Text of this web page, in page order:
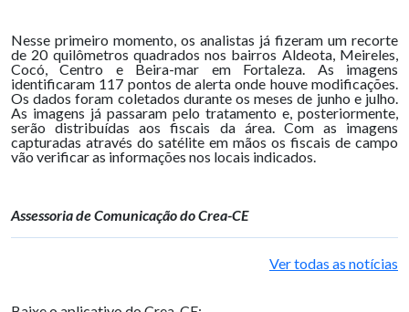
Nesse primeiro momento, os analistas já fizeram um recorte
de 20 quilômetros quadrados nos bairros Aldeota, Meireles,
Cocó, Centro e Beira-mar em Fortaleza. As imagens
identificaram 117 pontos de alerta onde houve modificações.
Os dados foram coletados durante os meses de junho e julho.
As imagens já passaram pelo tratamento e, posteriormente,
serão distribuídas aos fiscais da área. Com as imagens
capturadas através do satélite em mãos os fiscais de campo
vão verificar as informações nos locais indicados.
Assessoria de Comunicação do Crea-CE
Ver todas as notícias